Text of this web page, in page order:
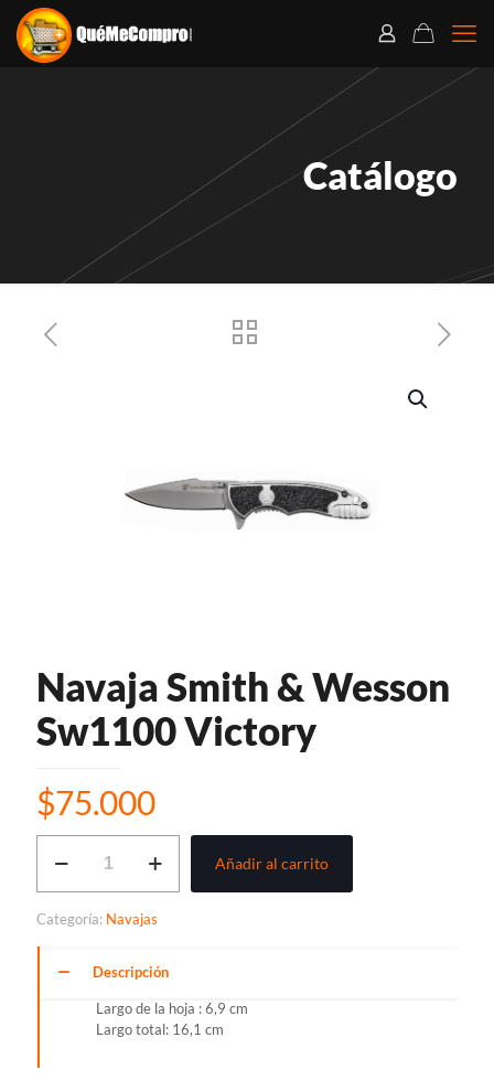
Catálogo
Navaja Smith & Wesson
Sw1100 Victory
$75.000
Smith
Sw1100
Victory
cantidad
Añadir al carrito
Categoría: Navajas
Descripción
Largo de la hoja : 6,9 cm
Largo total: 16,1 cm